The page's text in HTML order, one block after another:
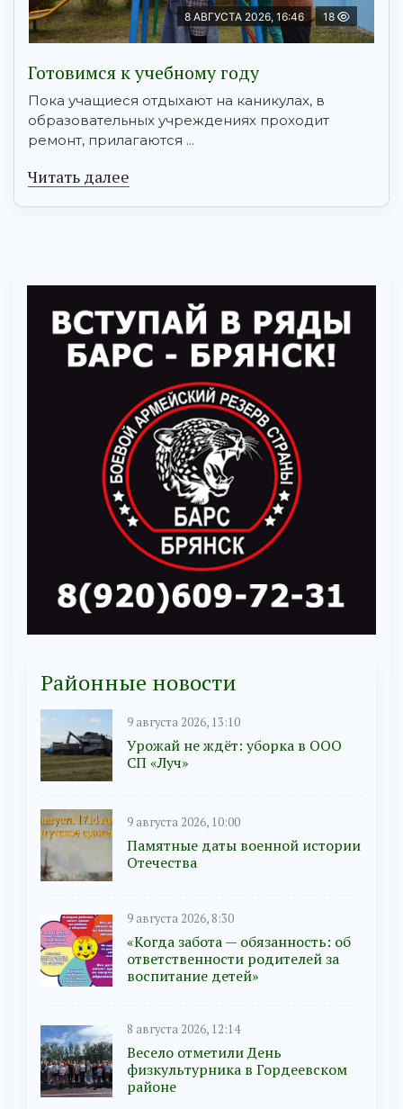
8 АВГУСТА 2026, 16:46 18
Готовимся к учебному году
Пока учащиеся отдыхают на каникулах, в
образовательных учреждениях проходит
ремонт, прилагаются ...
Читать далее
Районные новости
9 августа 2026, 13:10
Урожай не ждёт: уборка в ООО
СП «Луч»
9 августа 2026, 10:00
Памятные даты военной истории
Отечества
9 августа 2026, 8:30
«Когда забота — обязанность: об
ответственности родителей за
воспитание детей»
8 августа 2026, 12:14
Весело отметили День
физкультурника в Гордеевском
районе